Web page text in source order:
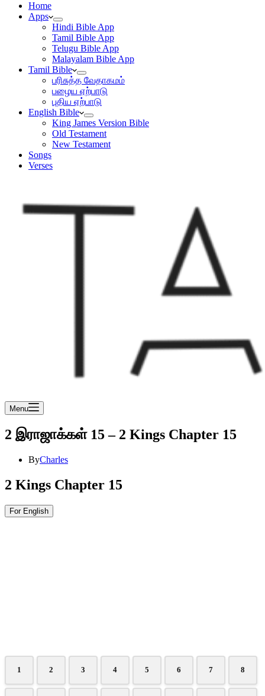
Home
Apps
Hindi Bible App
Tamil Bible App
Telugu Bible App
Malayalam Bible App
Tamil Bible
பரிசுத்த வேதாகமம்
பழைய ஏற்பாடு
புதிய ஏற்பாடு
English Bible
King James Version Bible
Old Testament
New Testament
Songs
Verses
Menu
2 இராஜாக்கள் 15 – 2 Kings Chapter 15
ByCharles
2 Kings Chapter 15
For English
1 2 3 4 5 6 7 8